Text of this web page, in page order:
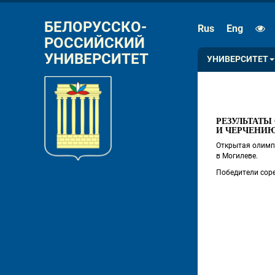
РАЗМЕР ШРИФТА
AA
ИНТЕРВАЛ
AA
БЕЛОРУССКО-
РОССИЙСКИЙ
УНИВЕРСИТЕТ
Rus Eng
УНИВЕРСИТЕТ
И ЧЕРЧЕНИЮ
Открытая
в Могилеве.
Победители